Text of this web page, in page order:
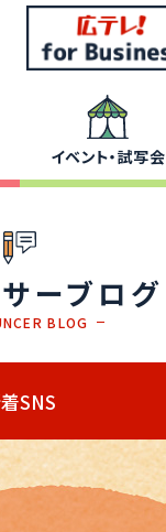
イベント・試写会
ーブログ
BLOG
SNS